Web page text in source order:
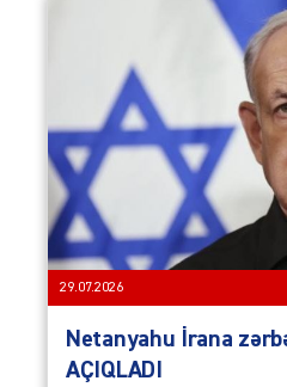
29.07.2026
Netanyahu İrana
AÇIQLADI